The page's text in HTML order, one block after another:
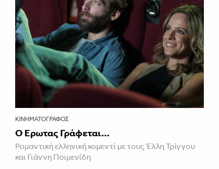
ΚΙΝΗΜΑΤΟΓΡΆΦΟΣ
Ο Έρωτας Γράφεται…
Ρομαντική ελληνική κομεντί με τους Έλλη Τρίγγου
και Γιάννη Ποιμενίδη